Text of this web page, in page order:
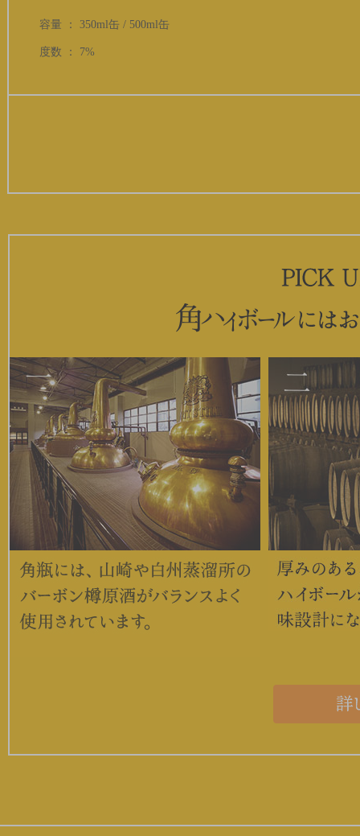
容量 ： 350ml缶 / 500ml缶
度数 ： 7%